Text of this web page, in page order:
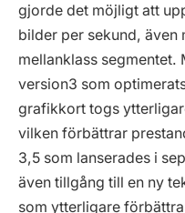
gjorde det möjligt att
bilder per sekund,
mellanklass segmentet.
version3 som
grafikkort togs
vilken förbättrar
3,5 som lanserades i
även tillgång till en ny
som ytterligare